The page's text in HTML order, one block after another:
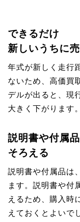
できるだけ
新しいうちに
年式が新しく走行
ないため、高価買
デルが出ると、現
大きく下がります。
説明書や付属
そろえる
説明書や付属品は
ます。説明書や付
えるため、購入時
えておくとよいで